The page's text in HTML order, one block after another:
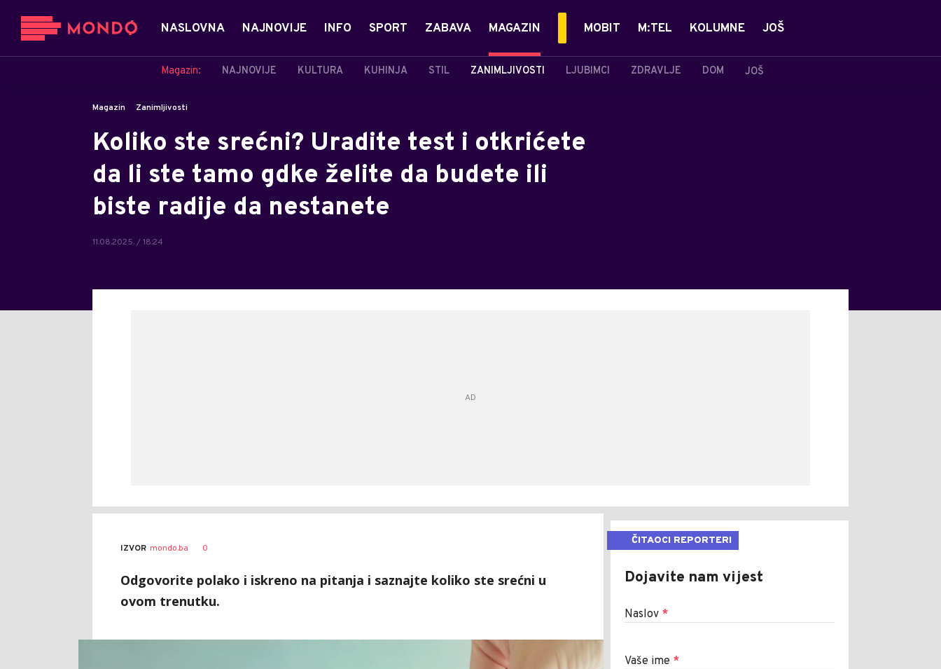
NASLOVNA NAJNOVIJE INFO SPORT ZABAVA MAGAZIN
Magazin: NAJNOVIJE KULTURA KUHINJA STIL ZANIMLJIVOSTI LJUBIMCI ZDRAVLJE DOM JOŠ
MOBIT M:TEL KOLUMNE JOŠ
Magazin Zanimljivosti
Koliko ste srećni? Uradite test i otkrićete
da li ste tamo gdke želite da budete ili
biste radije da nestanete
11.08.2025. / 18:24
IZVOR mondo.ba 0
Odgovorite polako i iskreno na pitanja i saznajte koliko ste srećni u
ovom trenutku.
ČITAOCI REPORTERI
Dojavite nam vijest
Naslov *
Vaše ime *